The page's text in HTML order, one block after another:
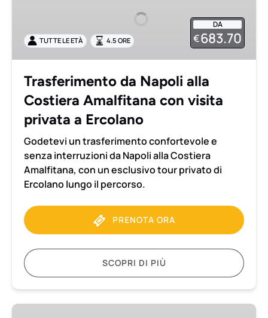
Amalfitana
con
privata
Ercolano
DA
€683.70
TUTTE LE ETÀ 4.5 ORE
Trasferimento da Napoli alla
Costiera Amalfitana con visita
privata a Ercolano
Godetevi un trasferimento confortevole e
senza interruzioni da Napoli alla Costiera
Amalfitana, con un esclusivo tour privato di
Ercolano lungo il percorso.
PRENOTA ORA
SCOPRI DI PIÙ
Trasferimento